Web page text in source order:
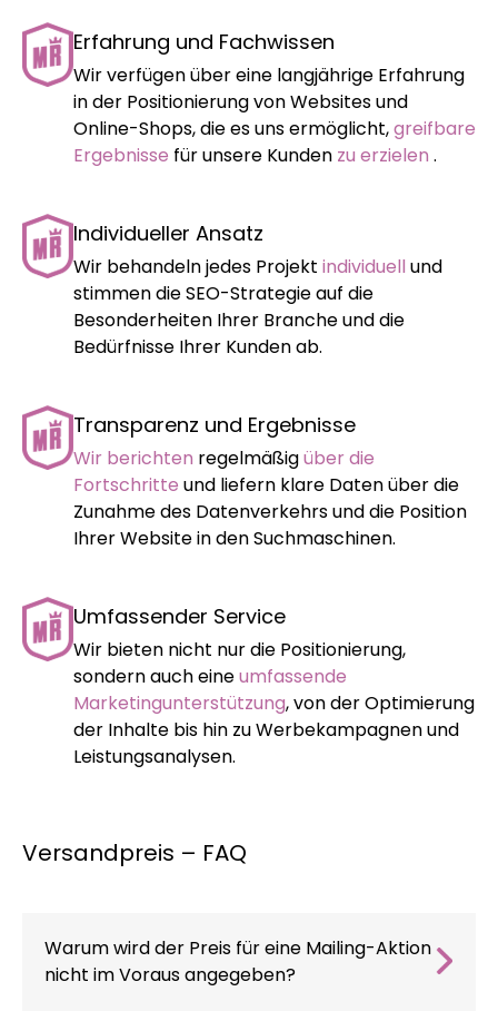
Erfahrung und Fachwissen
Wir verfügen über eine langjährige Erfahrung
in der Positionierung von Websites und
Online-Shops, die es uns ermöglicht,greifbare
Ergebnisse für unsere Kunden zu erzielen .
Individueller Ansatz
Wir behandeln jedes Projekt individuellund
stimmen die SEO-Strategie auf die
Besonderheiten Ihrer Branche und die
Bedürfnisse Ihrer Kunden ab.
Transparenz und Ergebnisse
Wir berichten regelmäßigüber die
Fortschritte und liefern klare Daten über die
Zunahme des Datenverkehrs und die Position
Ihrer Website in den Suchmaschinen.
Umfassender Service
Wir bieten nicht nur die Positionierung,
sondern auch eineumfassende
Marketingunterstützung, von der Optimierung
der Inhalte bis hin zu Werbekampagnen und
Leistungsanalysen.
Versandpreis – FAQ
Warum wird der Preis für eine Mailing-Aktion
nicht im Voraus angegeben?